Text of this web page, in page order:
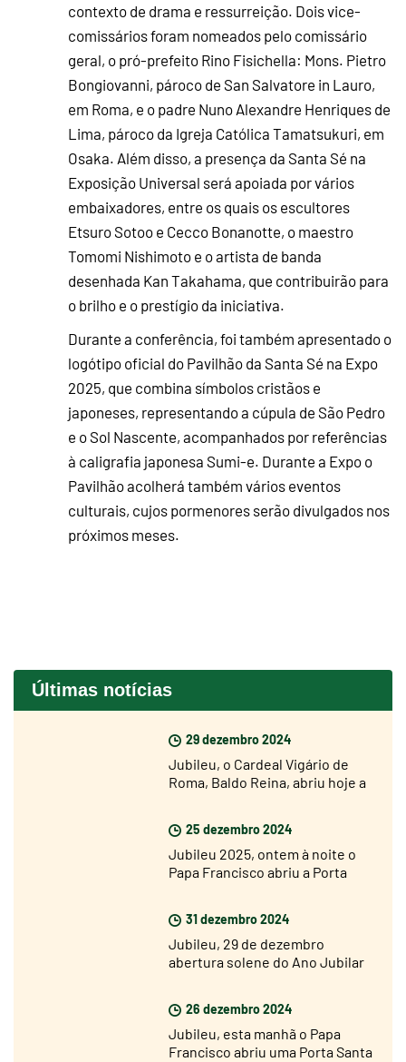
contexto de drama e ressurreição. Dois vice-
comissários foram nomeados pelo comissário
geral, o pró-prefeito Rino Fisichella: Mons. Pietro
Bongiovanni, pároco de San Salvatore in Lauro,
em Roma, e o padre Nuno Alexandre Henriques de
Lima, pároco da Igreja Católica Tamatsukuri, em
Osaka. Além disso, a presença da Santa Sé na
Exposição Universal será apoiada por vários
embaixadores, entre os quais os escultores
Etsuro Sotoo e Cecco Bonanotte, o maestro
Tomomi Nishimoto e o artista de banda
desenhada Kan Takahama, que contribuirão para
o brilho e o prestígio da iniciativa.
Durante a conferência, foi também apresentado o
logótipo oficial do Pavilhão da Santa Sé na Expo
2025, que combina símbolos cristãos e
japoneses, representando a cúpula de São Pedro
e o Sol Nascente, acompanhados por referências
à caligrafia japonesa Sumi-e. Durante a Expo o
Pavilhão acolherá também vários eventos
culturais, cujos pormenores serão divulgados nos
próximos meses.
Últimas notícias
29 dezembro 2024
Jubileu, o Cardeal Vigário de
Roma, Baldo Reina, abriu hoje a
25 dezembro 2024
Jubileu 2025, ontem à noite o
Papa Francisco abriu a Porta
31 dezembro 2024
Jubileu, 29 de dezembro
abertura solene do Ano Jubilar
26 dezembro 2024
Jubileu, esta manhã o Papa
Francisco abriu uma Porta Santa